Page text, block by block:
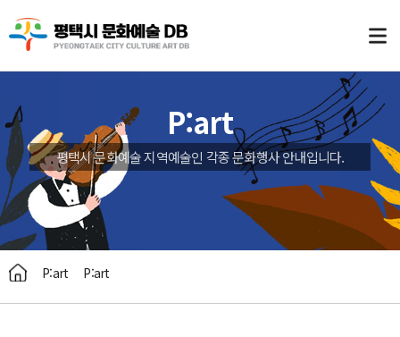
P:art
평택시 문화예술 지역예술인 각종 문화행사 안내입니다.
P:art P:art